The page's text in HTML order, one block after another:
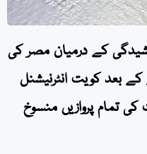
کے درمیان مصر کی
کے بعد کویت انٹرنیشنل
تمام پروازیں منسوخ